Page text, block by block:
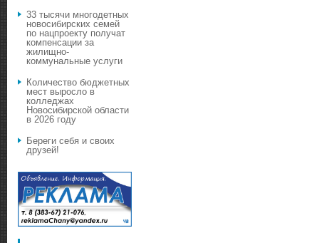
33 тысячи многодетных
новосибирских семей
по нацпроекту получат
компенсации за
жилищно-
коммунальные услуги
Количество бюджетных
мест выросло в
колледжах
Новосибирской области
в 2026 году
Береги себя и своих
друзей!